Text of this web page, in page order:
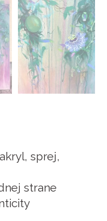
sprej,
strane